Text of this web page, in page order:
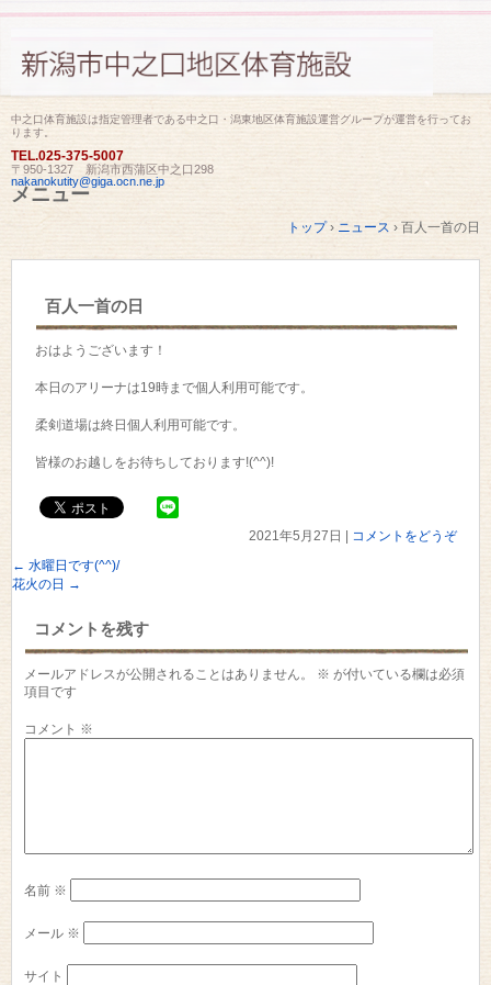
中之口体育施設は指定管理者である中之口・潟東地区体育施設運営グループが運営を行ってお
ります。
TEL.025-375-5007
〒950-1327 新潟市西蒲区中之口298
nakanokutity@giga.ocn.ne.jp
メニュー
トップ › ニュース › 百人一首の日
百人一首の日
おはようございます！
本日のアリーナは19時まで個人利用可能です。
柔剣道場は終日個人利用可能です。
皆様のお越しをお待ちしております!(^^)!
2021年5月27日
コメントをどうぞ
← 水曜日です(^^)/
花火の日 →
コメントを残す
メールアドレスが公開されることはありません。 ※ が付いている欄は必須
項目です
コメント ※
名前 ※
メール ※
サイト